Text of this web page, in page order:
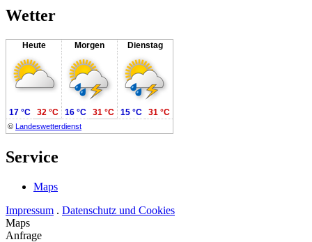
Wetter
Heute Morgen Dienstag
© Landeswetterdienst
17 °C 32 °C 16 °C 31 °C 15 °C 31 °C
Service
Maps
Impressum . Datenschutz und Cookies
Maps
Anfrage